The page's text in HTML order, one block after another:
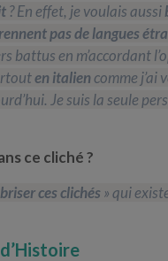
? En effet, je voulais aussi
pas de langues
battus en m’accordant
en italien comme j’ai
Je suis la seule
ce cliché ?
briser ces clichés» qui